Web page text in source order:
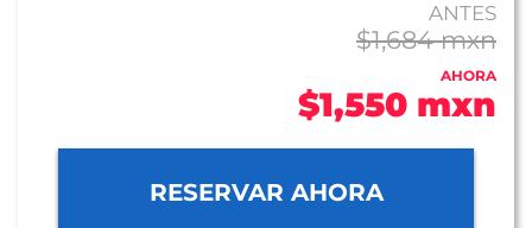
ANTES
$1,684 mxn
AHORA
$1,550 mxn
RESERVAR AHORA